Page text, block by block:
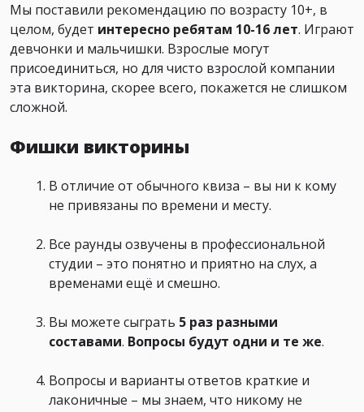
Мы поставили рекомендацию по возрасту 10+, в
целом, будет интересно ребятам 10-16 лет. Играют
девчонки и мальчишки. Взрослые могут
присоединиться, но для чисто взрослой компании
эта викторина, скорее всего, покажется не слишком
сложной.
Фишки викторины
В отличие от обычного квиза – вы ни к кому
не привязаны по времени и месту.
Все раунды озвучены в профессиональной
студии – это понятно и приятно на слух, а
временами ещё и смешно.
Вы можете сыграть 5 раз разными
составами. Вопросы будут одни и те же.
Вопросы и варианты ответов краткие и
лаконичные – мы знаем, что никому не